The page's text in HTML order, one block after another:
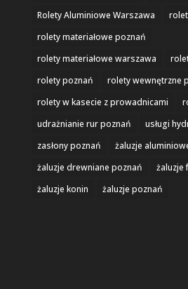
Rolety Aluminiowe Warszawa
rolety materiałowe poznań
rolety materiałowe warszawa
rolety poznań
rolety wewnętrzne
rolety w kasecie z prowadnicami
udrażnianie rur poznań
usługi
zasłony poznań
żaluzje
żaluzje drewniane poznań
żaluzje
żaluzje konin
żaluzje poznań